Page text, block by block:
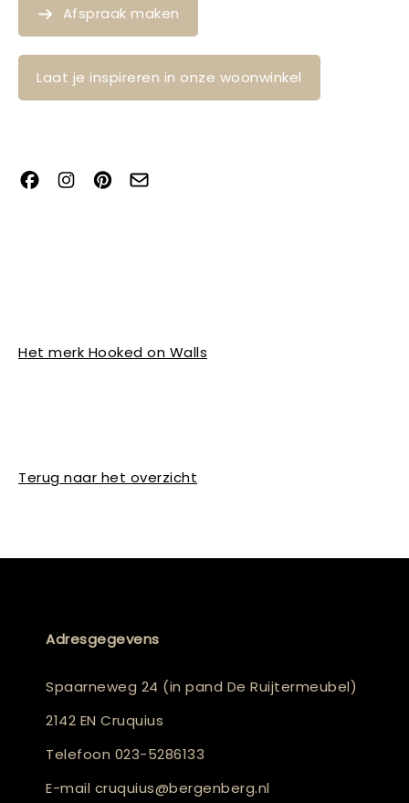
Afspraak maken
Laat je inspireren in onze woonwinkel
Het merk Hooked on Walls
Terug naar het overzicht
Adresgegevens
Spaarneweg 24 (in pand De Ruijtermeubel)
2142 EN Cruquius
Telefoon 023-5286133
E-mail cruquius@bergenberg.nl